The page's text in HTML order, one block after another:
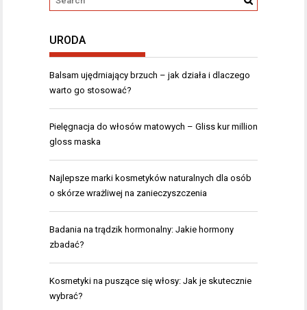
URODA
Balsam ujędrniający brzuch – jak działa i dlaczego
warto go stosować?
Pielęgnacja do włosów matowych – Gliss kur million
gloss maska
Najlepsze marki kosmetyków naturalnych dla osób
o skórze wrażliwej na zanieczyszczenia
Badania na trądzik hormonalny: Jakie hormony
zbadać?
Kosmetyki na puszące się włosy: Jak je skutecznie
wybrać?